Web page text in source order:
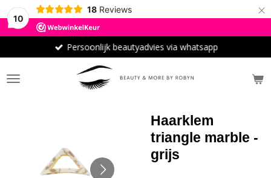
10
18 Reviews ×
Persoonlijk beautyadvies via whatsapp
Haarklem
triangle marble -
grijs